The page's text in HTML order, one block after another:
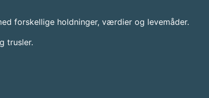
forskellige holdninger, værdier og levemåder.
trusler.​